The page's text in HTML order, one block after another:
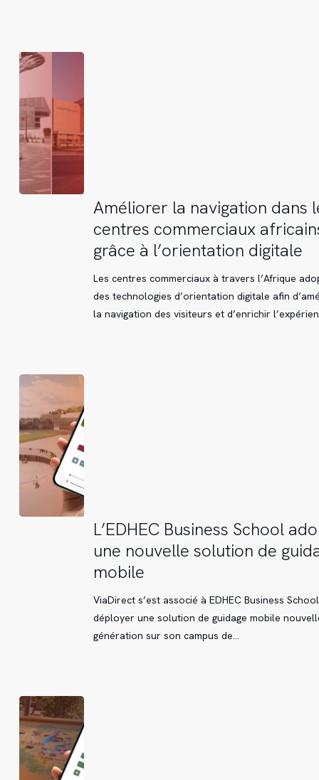
Améliorer
navigation
dans
les
centres
commerciaux
l’orientation
Améliorer la navigation dans
centres commerciaux
grâce à l’orientation digitale
Les centres commerciaux à travers l’Afrique
des technologies d’orientation digitale afin
la navigation des visiteurs et d’enrichir
L’EDHEC
School
adopte
une
nouvelle
solution
L’EDHEC Business School
une nouvelle solution de
mobile
ViaDirect s’est associé à EDHEC Business
déployer une solution de guidage mobile
génération sur son campus de…